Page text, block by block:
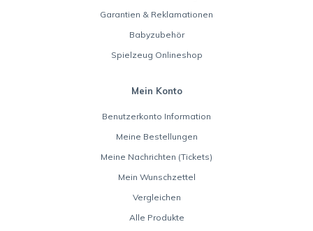
Garantien & Reklamationen
Babyzubehör
Spielzeug Onlineshop
Mein Konto
Benutzerkonto Information
Meine Bestellungen
Meine Nachrichten (Tickets)
Mein Wunschzettel
Vergleichen
Alle Produkte